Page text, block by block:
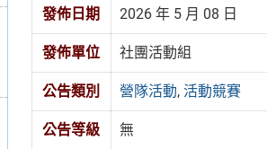
發佈日期 2026 年 5 月 08 日
發佈單位 社團活動組
公告類別 營隊活動,活動競賽
公告等級 無